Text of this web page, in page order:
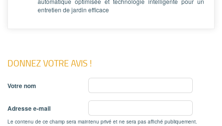
entretien de jardin efficace
DONNEZ VOTRE AVIS !
Votre nom
Adresse e-mail
Le contenu de ce champ sera maintenu privé et ne sera pas affiché publiquement.